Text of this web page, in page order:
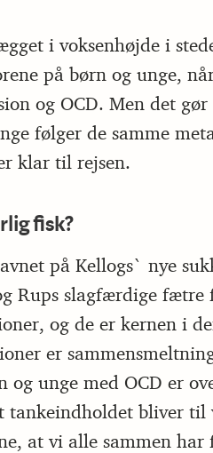
i voksenhøjde i
på børn og unge,
og OCD. Men det
følger de samme
klar til rejsen.
fisk?
på Kellogs` nye
Rups slagfærdige fætre
og de er kernen i
er
unge med OCD er
tankeindholdet bliver til
at vi alle sammen har